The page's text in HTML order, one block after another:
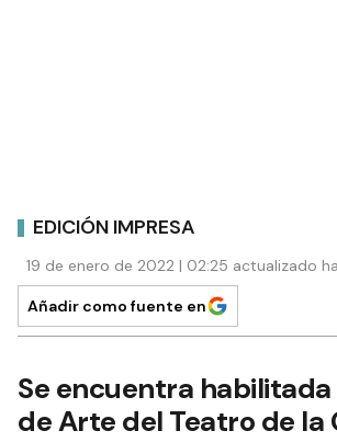
EDICIÓN IMPRESA
19 de enero de 2022 | 02:25 actualizado
Añadir como fuente en
Se encuentra habilitada
de Arte del Teatro de la